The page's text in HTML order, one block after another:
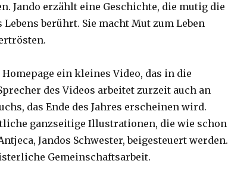
Jando erzählt eine Geschichte, die mutig die
berührt. Sie macht Mut zum Leben
ein kleines Video, das in die
des Videos arbeitet zurzeit auch an
das Ende des Jahres erscheinen wird.
ganzseitige Illustrationen, die wie schon
Jandos Schwester, beigesteuert werden.
Gemeinschaftsarbeit.